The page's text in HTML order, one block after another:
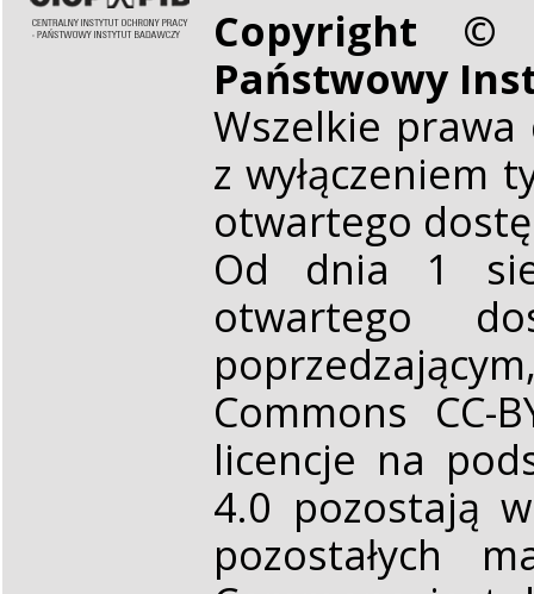
Copyright ©
Państwowy
Wszelkie
z wyłączeniem
otwartego
Od dnia 1
otwartego
Commons CC-
licencje na
4.0 pozostają
pozostałych